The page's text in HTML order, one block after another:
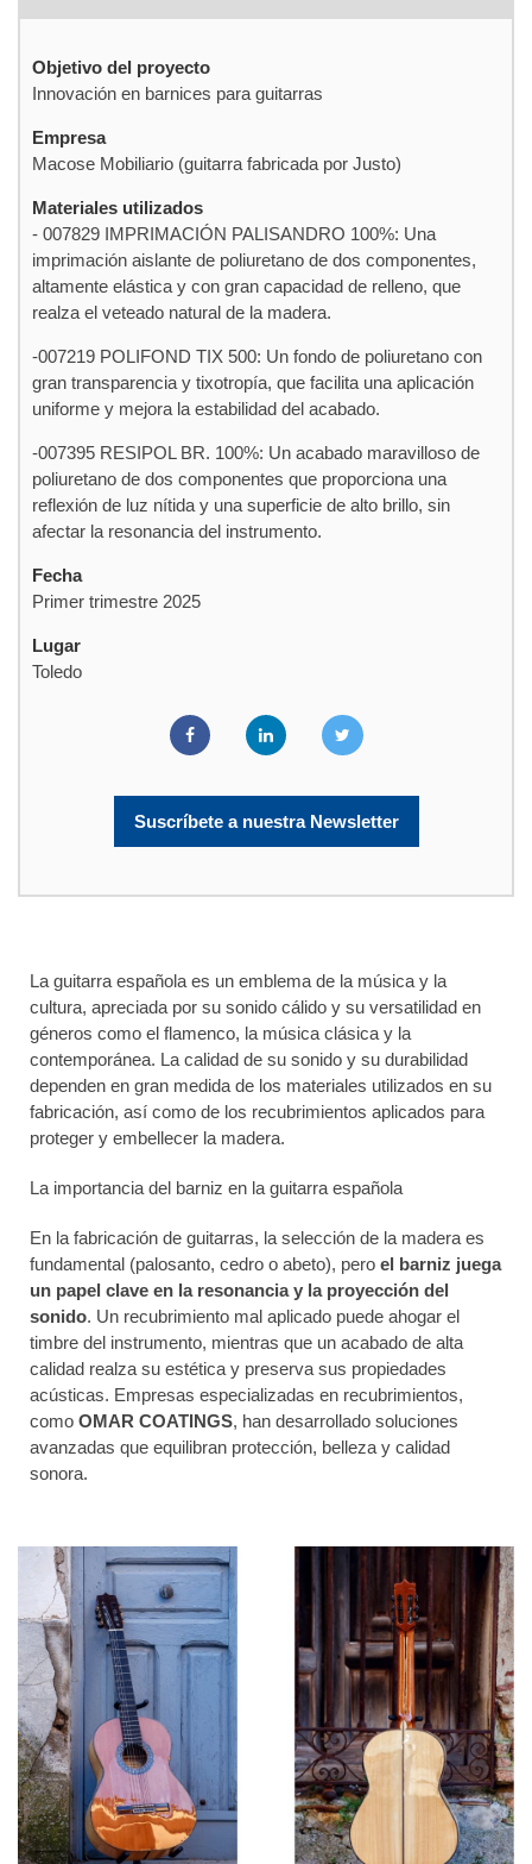
Objetivo del proyecto
Innovación en barnices para guitarras
Empresa
Macose Mobiliario (guitarra fabricada por Justo)
Materiales utilizados
- 007829 IMPRIMACIÓN PALISANDRO 100%: Una
imprimación aislante de poliuretano de dos componentes,
altamente elástica y con gran capacidad de relleno, que
realza el veteado natural de la madera.
-007219 POLIFOND TIX 500: Un fondo de poliuretano con
gran transparencia y tixotropía, que facilita una aplicación
uniforme y mejora la estabilidad del acabado.
-007395 RESIPOL BR. 100%: Un acabado maravilloso de
poliuretano de dos componentes que proporciona una
reflexión de luz nítida y una superficie de alto brillo, sin
afectar la resonancia del instrumento.
Fecha
Primer trimestre 2025
Lugar
Toledo
Suscríbete a nuestra Newsletter
La guitarra española es un emblema de la música y la
cultura, apreciada por su sonido cálido y su versatilidad en
géneros como el flamenco, la música clásica y la
contemporánea. La calidad de su sonido y su durabilidad
dependen en gran medida de los materiales utilizados en su
fabricación, así como de los recubrimientos aplicados para
proteger y embellecer la madera.
La importancia del barniz en la guitarra española
En la fabricación de guitarras, la selección de la madera es
fundamental (palosanto, cedro o abeto), pero el barniz juega
un papel clave en la resonancia y la proyección del
sonido. Un recubrimiento mal aplicado puede ahogar el
timbre del instrumento, mientras que un acabado de alta
calidad realza su estética y preserva sus propiedades
acústicas. Empresas especializadas en recubrimientos,
como OMAR COATINGS, han desarrollado soluciones
avanzadas que equilibran protección, belleza y calidad
sonora.